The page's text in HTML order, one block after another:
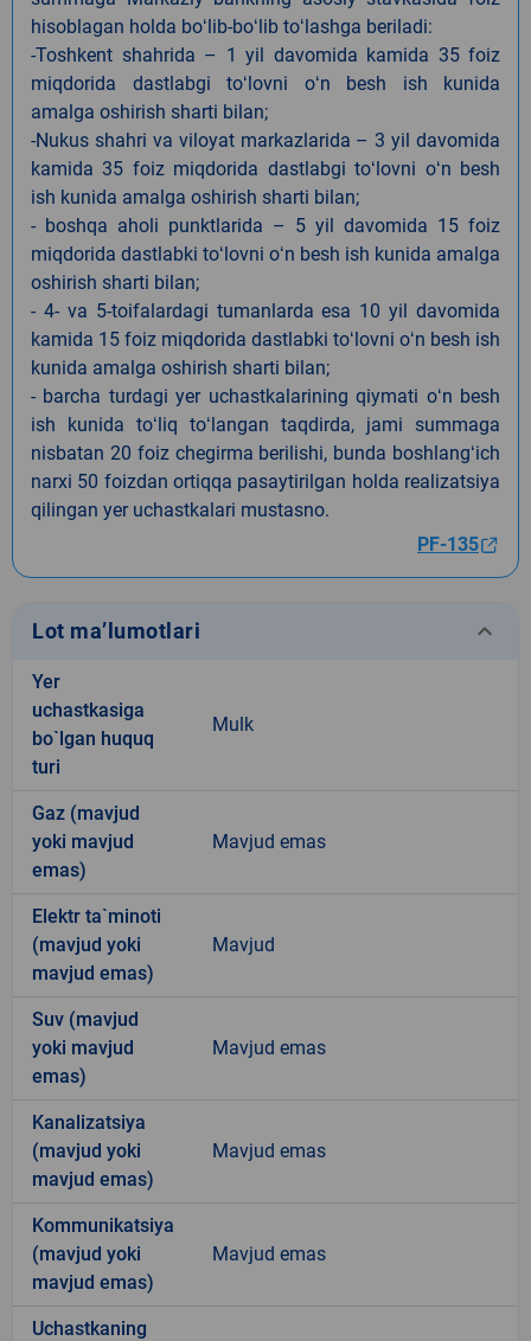
hisoblagan holda boʻlib-boʻlib toʻlashga beriladi:
-Toshkent shahrida – 1 yil davomida kamida 35 foiz
miqdorida dastlabgi toʻlovni oʻn besh ish kunida
amalga oshirish sharti bilan;
-Nukus shahri va viloyat markazlarida – 3 yil davomida
kamida 35 foiz miqdorida dastlabgi toʻlovni oʻn besh
ish kunida amalga oshirish sharti bilan;
- boshqa aholi punktlarida – 5 yil davomida 15 foiz
miqdorida dastlabki toʻlovni oʻn besh ish kunida amalga
oshirish sharti bilan;
- 4- va 5-toifalardagi tumanlarda esa 10 yil davomida
kamida 15 foiz miqdorida dastlabki toʻlovni oʻn besh ish
kunida amalga oshirish sharti bilan;
- barcha turdagi yer uchastkalarining qiymati oʻn besh
ish kunida toʻliq toʻlangan taqdirda, jami summaga
nisbatan 20 foiz chegirma berilishi, bunda boshlangʻich
narxi 50 foizdan ortiqqa pasaytirilgan holda realizatsiya
qilingan yer uchastkalari mustasno.
PF-135
Lot ma’lumotlari keyboard_arrow_down
Yer
uchastkasiga
bo`lgan huquq
turi
Mulk
Gaz (mavjud
yoki mavjud
emas)
Mavjud emas
Elektr ta`minoti
(mavjud yoki
mavjud emas)
Mavjud
Suv (mavjud
yoki mavjud
emas)
Mavjud emas
Kanalizatsiya
(mavjud yoki
mavjud emas)
Mavjud emas
Kommunikatsiya
(mavjud yoki
mavjud emas)
Mavjud emas
Uchastkaning